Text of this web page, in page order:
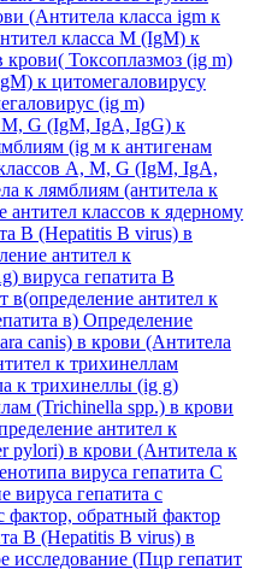
(Антитела класса igm к
класса M (IgM) к
крови( Токсоплазмоз (ig m)
к цитомегаловирусу
(ig m)
M, G (IgM, IgA, IgG) к
(ig м к антигенам
A, M, G (IgM, IgA,
к лямблиям (антитела к
антител классов к ядерному
B (Hepatitis B virus) в
антител к
вируса гепатита B
в(определение антител к
в) Определение
canis) в крови (Антитела
к трихинеллам
к трихинеллы (ig g)
(Trichinella spp.) в крови
антител к
pylori) в крови (Антитела к
вируса гепатита C
вируса гепатита с
фактор, обратный фактор
B (Hepatitis B virus) в
исследование (Пцр гепатит